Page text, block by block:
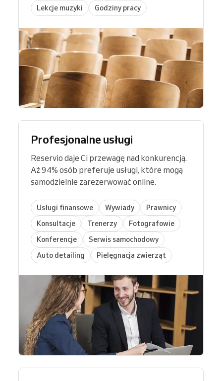
Lekcje muzyki
Godziny pracy
Profesjonalne usługi
Reservio daje Ci przewagę nad konkurencją.
Aż 94% osób preferuje usługi, które mogą
samodzielnie zarezerwować online.
Usługi finansowe Wywiady
Prawnicy
Konsultacje
Trenerzy
Fotografowie
Konferencje
Serwis samochodowy
Auto detailing
Pielęgnacja zwierząt